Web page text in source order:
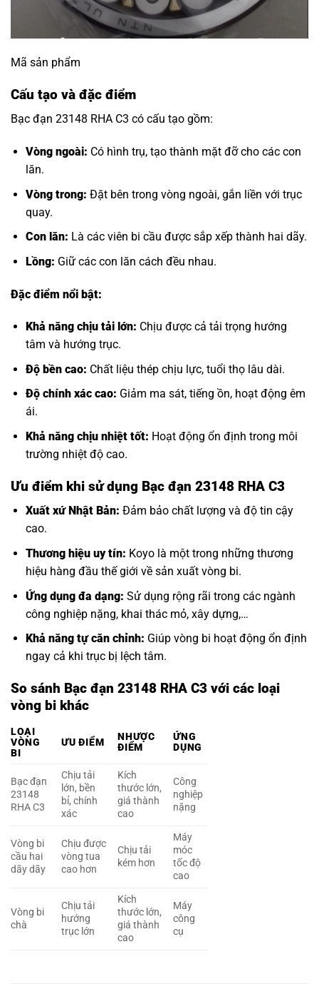
Mã sản phẩm
Cấu tạo và đặc điểm
Bạc đạn 23148 RHA C3 có cấu tạo gồm:
Vòng ngoài: Có hình trụ, tạo thành mặt đỡ cho các con
lăn.
Vòng trong: Đặt bên trong vòng ngoài, gắn liền với trục
quay.
Con lăn: Là các viên bi cầu được sắp xếp thành hai dãy.
Lồng: Giữ các con lăn cách đều nhau.
Đặc điểm nổi bật:
Khả năng chịu tải lớn: Chịu được cả tải trọng hướng
tâm và hướng trục.
Độ bền cao: Chất liệu thép chịu lực, tuổi thọ lâu dài.
Độ chính xác cao: Giảm ma sát, tiếng ồn, hoạt động êm
ái.
Khả năng chịu nhiệt tốt: Hoạt động ổn định trong môi
trường nhiệt độ cao.
Ưu điểm khi sử dụng Bạc đạn 23148 RHA C3
Xuất xứ Nhật Bản: Đảm bảo chất lượng và độ tin cậy
cao.
Thương hiệu uy tín: Koyo là một trong những thương
hiệu hàng đầu thế giới về sản xuất vòng bi.
Ứng dụng đa dạng: Sử dụng rộng rãi trong các ngành
công nghiệp nặng, khai thác mỏ, xây dựng,…
Khả năng tự căn chỉnh: Giúp vòng bi hoạt động ổn định
ngay cả khi trục bị lệch tâm.
So sánh Bạc đạn 23148 RHA C3 với các loại
vòng bi khác
LOẠI
VÒNG
BI
ƯU ĐIỂM
NHƯỢC
ĐIỂM
ỨNG
DỤNG
Bạc đạn
23148
RHA C3
Chịu tải
lớn, bền
bỉ, chính
xác
Kích
thước lớn,
giá thành
cao
Công
nghiệp
nặng
Vòng bi
cầu hai
dãy dãy
Chịu được
vòng tua
cao hơn
Chịu tải
kém hơn
Máy
móc
tốc độ
cao
Vòng bi
chà
Chịu tải
hướng
trục lớn
Kích
thước lớn,
giá thành
cao
Máy
công
cụ